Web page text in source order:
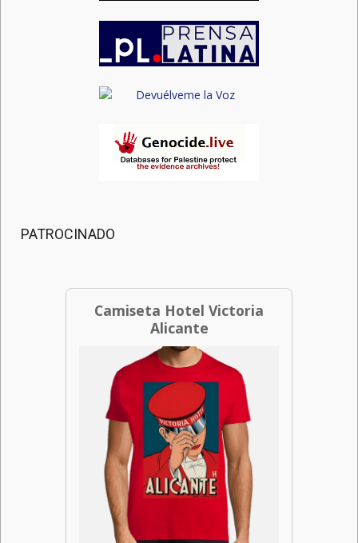
PATROCINADO
Camiseta Hotel Victoria
Alicante